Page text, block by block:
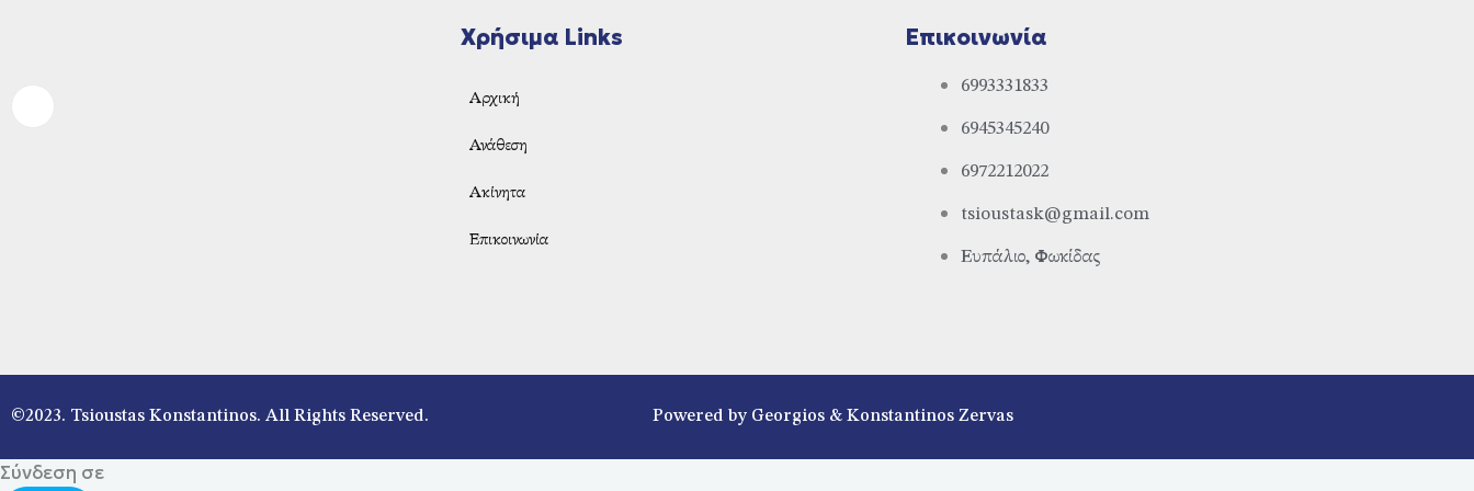
Χρήσιμα Links
Αρχική
Ανάθεση
Ακίνητα
Επικοινωνία
Επικοινωνία
6993331833
6945345240
6972212022
tsioustask@gmail.com
Ευπάλιο, Φωκίδας
©2023. Tsioustas Konstantinos. All Rights Reserved. Powered by Georgios & Konstantinos Zervas
Σύνδεση σε